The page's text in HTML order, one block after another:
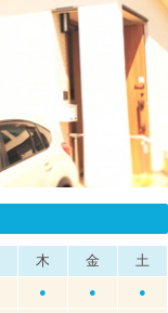
木 金
土
● ● ●